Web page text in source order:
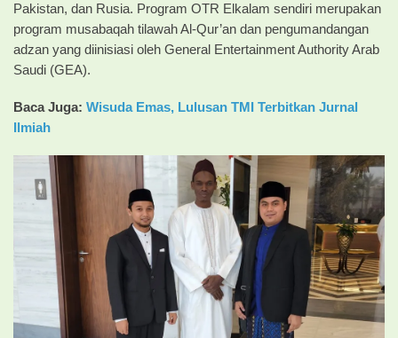
Pakistan, dan Rusia. Program OTR Elkalam sendiri merupakan
program musabaqah tilawah Al-Qur’an dan pengumandangan
adzan yang diinisiasi oleh General Entertainment Authority Arab
Saudi (GEA).
Baca Juga: Wisuda Emas, Lulusan TMI Terbitkan Jurnal
Ilmiah